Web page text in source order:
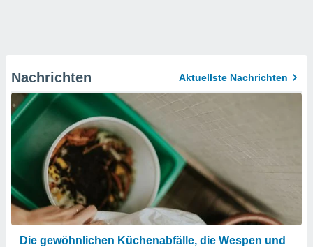
Nachrichten Aktuellste Nachrichten
Die gewöhnlichen Küchenabfälle, die Wespen und